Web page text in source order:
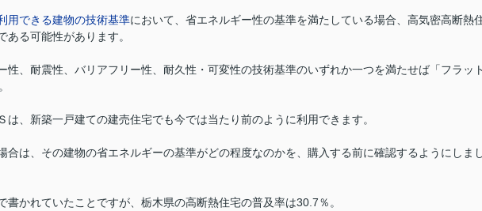
用できる建物の技術基準において、省エネルギー性の基準を満たしている場合、高気密高断熱
る可能性があります。
性、耐震性、バリアフリー性、耐久性・可変性の技術基準のいずれか一つを満たせば「フラッ
は、新築一戸建ての建売住宅でも今では当たり前のように利用できます。
合は、その建物の省エネルギーの基準がどの程度なのかを、購入する前に確認するようにしま
書かれていたことですが、栃木県の高断熱住宅の普及率は30.7％。